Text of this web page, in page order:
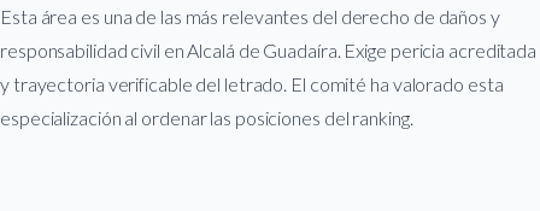
Esta área es una de las más relevantes del derecho de daños y
responsabilidad civil en Alcalá de Guadaíra. Exige pericia acreditada
y trayectoria verificable del letrado. El comité ha valorado esta
especialización al ordenar las posiciones del ranking.